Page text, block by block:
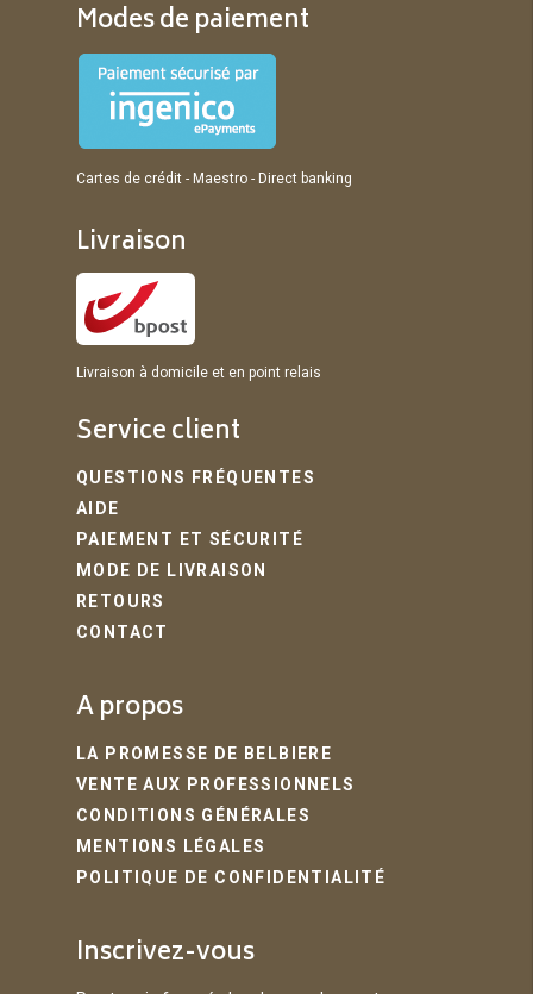
Modes de paiement
Cartes de crédit - Maestro - Direct banking
Livraison
Livraison à domicile et en point relais
Service client
QUESTIONS FRÉQUENTES
AIDE
PAIEMENT ET SÉCURITÉ
MODE DE LIVRAISON
RETOURS
CONTACT
A propos
LA PROMESSE DE BELBIERE
VENTE AUX PROFESSIONNELS
CONDITIONS GÉNÉRALES
MENTIONS LÉGALES
POLITIQUE DE CONFIDENTIALITÉ
Inscrivez-vous